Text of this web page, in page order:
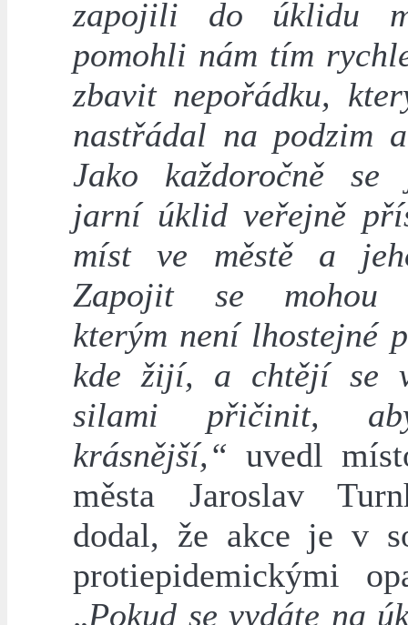
zapojili do úklidu
pomohli nám tím
zbavit nepořádku,
nastřádal na podzim
Jako každoročně se
jarní úklid veřejně
míst ve městě a
Zapojit se mohou
kterým není lhostejné
kde žijí, a chtějí se
silami přičinit,
krásnější,“ uvedl
města Jaroslav
dodal, že akce je v
protiepidemickými
„Pokud se vydáte na